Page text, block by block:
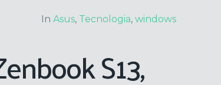
In Asus, Tecnologia, windows
S13,